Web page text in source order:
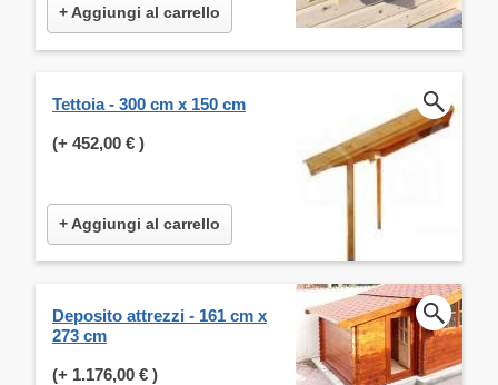
+ Aggiungi al carrello
Tettoia - 300 cm x 150 cm
(+ 452,00 € )
+ Aggiungi al carrello
Deposito attrezzi - 161 cm x
273 cm
(+ 1.176,00 € )